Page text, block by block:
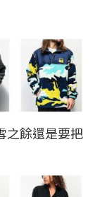
之餘還是要把